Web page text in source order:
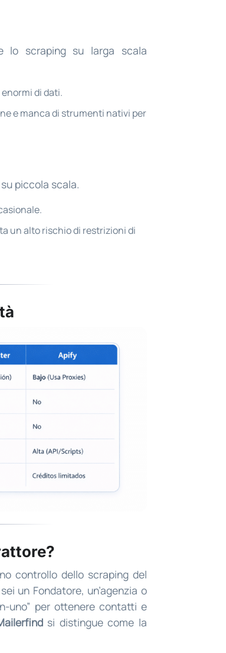
lo scraping su larga scala
di dati.
e manca di strumenti nativi per
piccola scala.
un alto rischio di restrizioni di
controllo dello scraping del
un Fondatore, un’agenzia o
uno” per ottenere contatti e
si distingue come la